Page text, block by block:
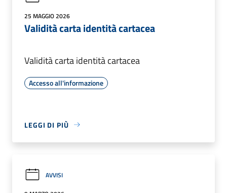
25 MAGGIO 2026
Validità carta identità cartacea
Validità carta identità cartacea
Accesso all'informazione
LEGGI DI PIÙ
AVVISI